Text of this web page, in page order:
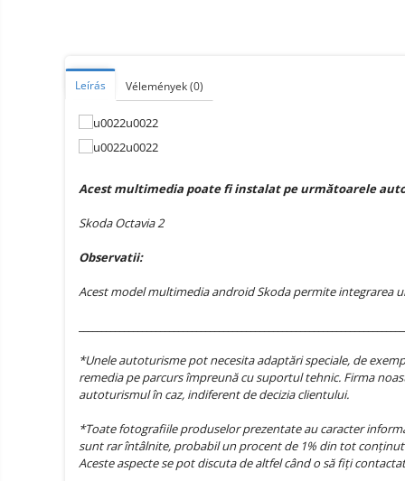
Gadgets tartozék
Kamerás drónok
Külső akkumulátor
Az autó tartozékai
Lifestyle
Hordozható hangszórók
állomások és napelemek
Elektromos járműtöltő
állomások
Android médialejátszó
Miracast
Tartozék
Újrazárt
Érintésmentes
hőmérők
Leírás Vélemények(0)
Acest multimedia poate fi instalat pe următoarele
Skoda Octavia 2
Observatii:
Acest model multimedia android Skoda permite integrarea
*Unele autoturisme pot necesita adaptări speciale, de
remedia pe parcurs împreună cu suportul tehnic. Firma
autoturismul în caz, indiferent de decizia clientului.
*Toate fotografiile produselor prezentate au caracter
sunt rar întâlnite, probabil un procent de 1% din tot
Aceste aspecte se pot discuta de altfel când o să fiți